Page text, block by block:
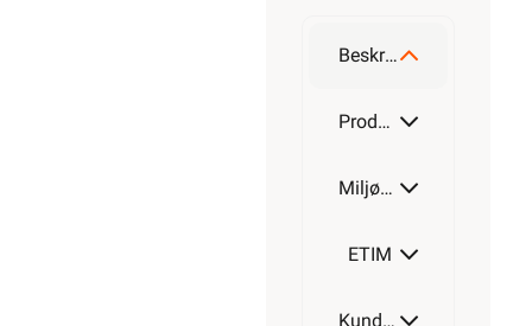
Beskrivelse
Produktdetaljer
Miljøparametere
ETIM
Kundeomtale